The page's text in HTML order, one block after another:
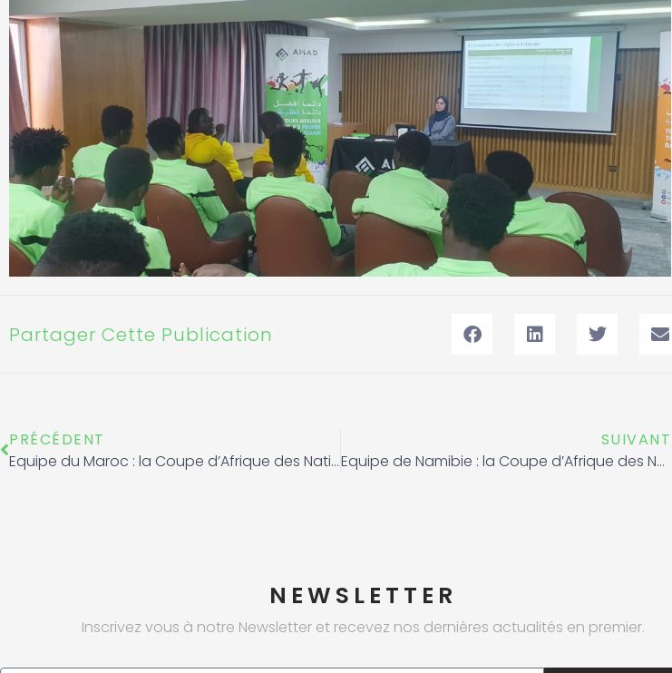
Partager Cette Publication
Précédent
PRÉCÉDENT
Equipe du Maroc : la Coupe d’Afrique des Nations Futsal 2024, se déroulant à Rabat du 11 au 21 Avril 2024
SUIVANT
Equipe de Namibie : la Coupe d’Afrique des Nations Futsal 2024, se déroulant à Rabat du 11 au 21 Avril 2024
NEWSLETTER
Inscrivez vous à notre Newsletter et recevez nos dernières actualités en premier.